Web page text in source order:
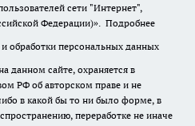
сети "Интернет",
Федерации)». Подробнее
обработки персональных данных
данном сайте, охраняется в
РФ об авторском праве и не
в какой бы то ни было форме, в
переработке не иначе